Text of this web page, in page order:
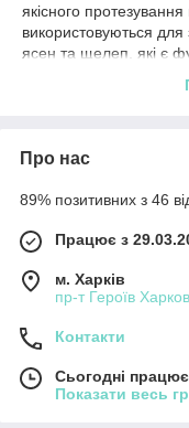
якісного протезування
використовуються для
ясен та щелеп, які є
виробників. Ми
щоденного
Асортимент
У категорії
зняття відбитків:
Putty, Heavy Body,
Силікони для
ортодонтії
Про нас
89% позитивних з 46
Працює з
м. Харків
пр-т Героїв
Контакти
Сьогодні
Показати весь